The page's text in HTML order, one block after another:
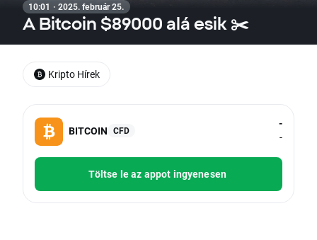
10:01 · 2025. február 25.
A Bitcoin $89000 alá esik ✂️
BITCOIN CFD
-
-
Töltse le az appot ingyenesen
Kripto Hírek